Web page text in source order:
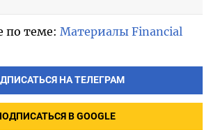
по теме: Материалы Financial
НА ТЕЛЕГРАМ
В GOOGLE